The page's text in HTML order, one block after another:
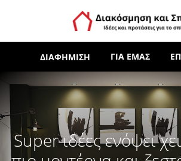
ΔΙΑΦΉΜΙΣΗ ΓΙΑ ΕΜΆΣ
Super ιδέες ενόψει